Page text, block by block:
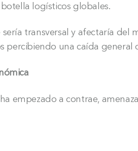
logísticos globales.
sería transversal y afectaría
percibiendo una caída general
empezado a contrae,